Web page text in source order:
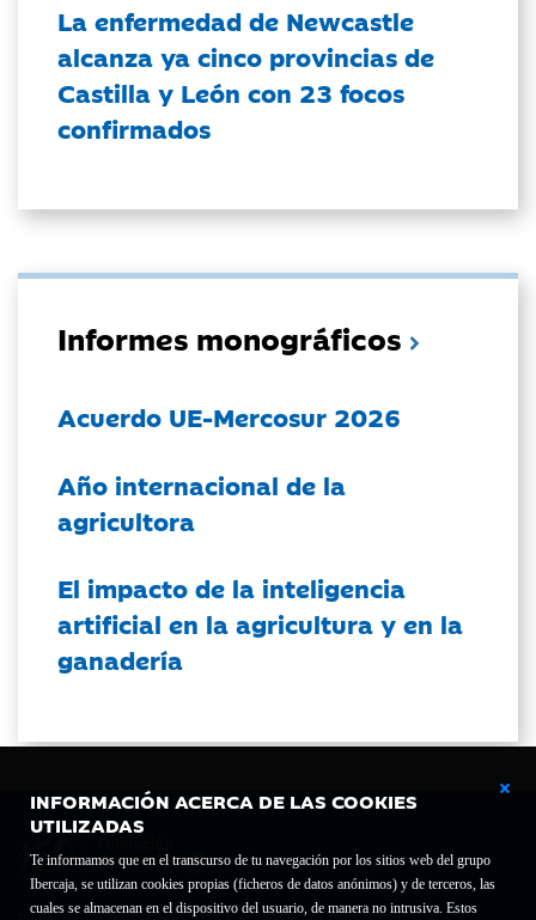
INFORMACIÓN ACERCA DE LAS COOKIES
UTILIZADAS
Te informamos que en el transcurso de tu navegación por los sitios web del grupo
Ibercaja, se utilizan cookies propias (ficheros de datos anónimos) y de terceros, las
cuales se almacenan en el dispositivo del usuario, de manera no intrusiva. Estos
La enfermedad de Newcastle
alcanza ya cinco provincias de
Castilla y León con 23 focos
confirmados
Informes monográficos
Acuerdo UE-Mercosur 2026
Año internacional de la
agricultora
El impacto de la inteligencia
artificial en la agricultura y en la
ganadería